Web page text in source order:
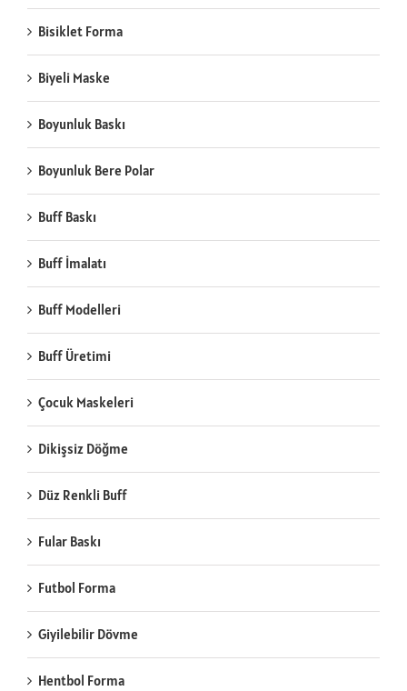
Bisiklet Forma
Biyeli Maske
Boyunluk Baskı
Boyunluk Bere Polar
Buff Baskı
Buff İmalatı
Buff Modelleri
Buff Üretimi
Çocuk Maskeleri
Dikişsiz Döğme
Düz Renkli Buff
Fular Baskı
Futbol Forma
Giyilebilir Dövme
Hentbol Forma